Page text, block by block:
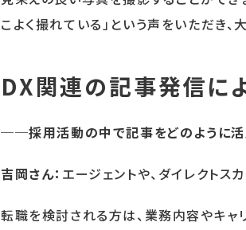
こよく撮れている」という声をいただき、
DX関連の記事発信に
──採用活動の中で記事をどのように活
吉岡さん： エージェントや、ダイレクトス
転職を検討される方は、業務内容やキャ